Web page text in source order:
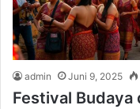
admin Juni 9, 2025
Festival Budaya